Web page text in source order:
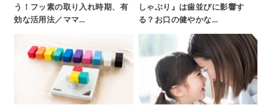
う！フッ素の取り入れ時期、有
効な活用法／ママ…
しゃぶり』は歯並びに影響す
る？お口の健やかな…